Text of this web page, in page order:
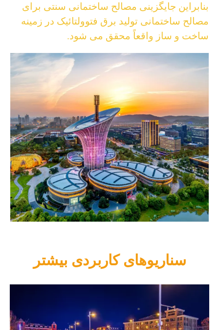
بنابراین جایگزینی مصالح ساختمانی سنتی برای
مصالح ساختمانی تولید برق فتوولتائیک در زمینه
ساخت و ساز واقعاً محقق می شود.
سناریوهای کاربردی بیشتر